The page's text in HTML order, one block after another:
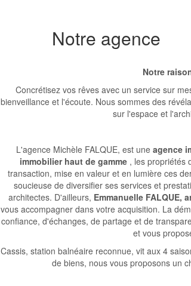
Notre agence
Notre
Concrétisez vos rêves avec un service sur
bienveillance et l'écoute. Nous sommes des
sur l'espace et
L'agence Michèle FALQUE, est une agence
immobilier haut de gamme , les propriétés
transaction, mise en valeur et en lumière ces
soucieuse de diversifier ses services et
architectes. D'ailleurs, Emmanuelle FALQUE,
vous accompagner dans votre acquisition. La
confiance, d'échanges, de partage et de
et vous
Cassis, station balnéaire reconnue, vit aux 4
de biens, nous vous proposons un